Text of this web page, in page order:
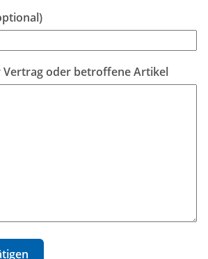
oder betroffene Artikel